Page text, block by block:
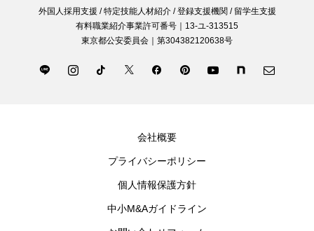
外国人採用支援 / 特定技能人材紹介 / 登録支援機関 / 留学生支援
有料職業紹介事業許可番号｜13-ユ-313515
東京都公安委員会｜第304382120638号
会社概要
プライバシーポリシー
個人情報保護方針
中小M&Aガイドライン